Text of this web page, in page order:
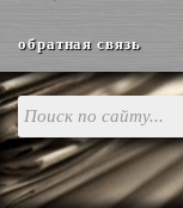
обратная связь